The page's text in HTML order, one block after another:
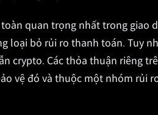
quan trọng nhất trong giao
loại bỏ rủi ro thanh toán. Tuy
crypto. Các thỏa thuận riêng
vệ đó và thuộc một nhóm rủi